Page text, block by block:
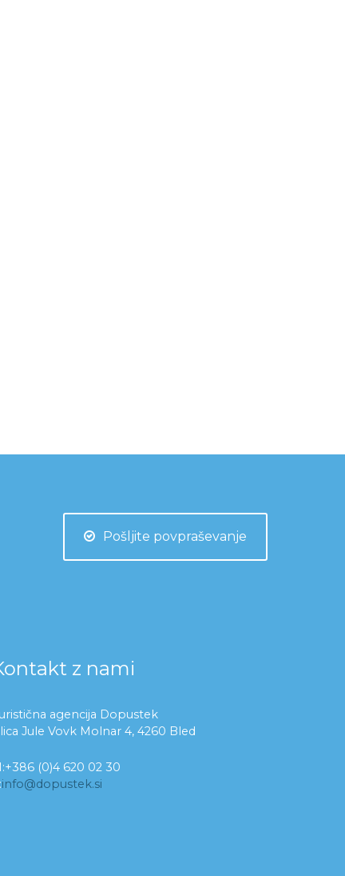
Pošljite povpraševanje
z nami
agencija Dopustek
Jule Vovk Molnar 4, 4260 Bled
(0)4 620 02 30
info@dopustek.si